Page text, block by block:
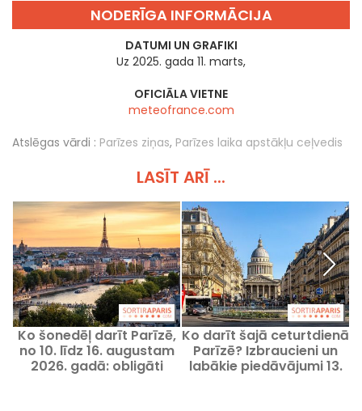
NODERĪGA INFORMĀCIJA
DATUMI UN GRAFIKI
Uz 2025. gada 11. marts,
OFICIĀLA VIETNE
meteofrance.com
Atslēgas vārdi : Parīzes ziņas, Parīzes laika apstākļu ceļvedis
LASĪT ARĪ ...
Ko šonedēļ darīt Parīzē,
no 10. līdz 16. augustam
2026. gadā: obligāti
Ko darīt šajā ceturtdienā
Parīzē? Izbraucieni un
labākie piedāvājumi 13.